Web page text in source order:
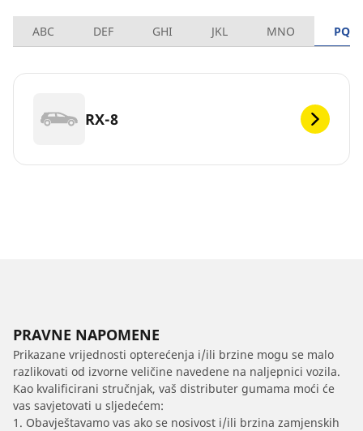
ABC DEF GHI JKL MNO PQRS
RX-8
PRAVNE NAPOMENE
Prikazane vrijednosti opterećenja i/ili brzine mogu se malo
razlikovati od izvorne veličine navedene na naljepnici vozila.
Kao kvalificirani stručnjak, vaš distributer gumama moći će
vas savjetovati u sljedećem:
1. Obavještavamo vas ako se nosivost i/ili brzina zamjenskih